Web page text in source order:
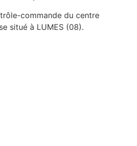
commande du centre
situé à LUMES (08).